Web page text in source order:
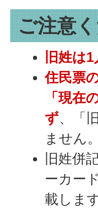
ご注意
旧姓は
住民票
「現在
ず、「
ません。
旧姓併
ーカー
載します